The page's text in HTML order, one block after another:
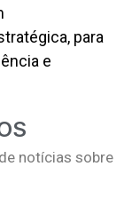
para
e
notícias sobre